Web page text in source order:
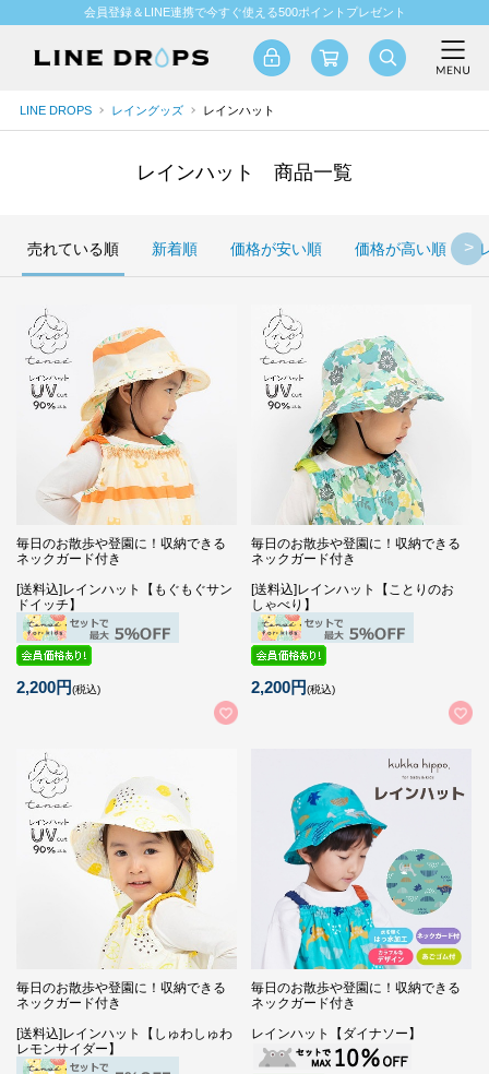
会員登録＆LINE連携で今すぐ使える500ポイントプレゼント
LINE DROPS レイングッズ レインハット
レインハット 商品一覧
売れている順 新着順 価格が安い順 価格が高い順
毎日のお散歩や登園に！収納できる
ネックガード付き
[送料込]レインハット【もぐもぐサン
ドイッチ】
2,200円(税込)
毎日のお散歩や登園に！収納できる
ネックガード付き
[送料込]レインハット【ことりのお
しゃべり】
2,200円(税込)
毎日のお散歩や登園に！収納できる
ネックガード付き
[送料込]レインハット【しゅわしゅわ
レモンサイダー】
毎日のお散歩や登園に！収納できる
ネックガード付き
レインハット【ダイナソー】